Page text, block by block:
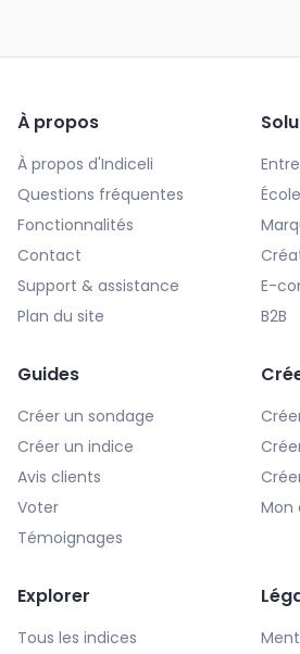
À propos
À propos d'Indiceli
Questions fréquentes
Fonctionnalités
Contact
Support & assistance
Plan du site
E-
B2B
Guides
Créer un sondage
Créer un indice
Avis clients
Voter
Témoignages
Mon
Explorer
Tous les indices